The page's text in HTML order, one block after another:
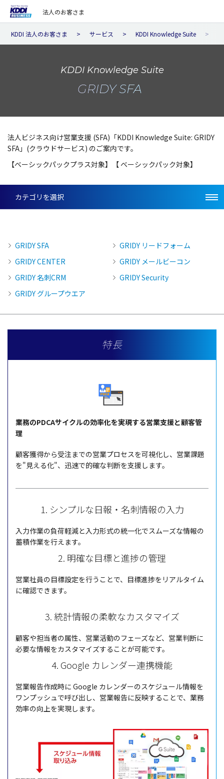
法人のお客さま
KDDI 法人のお客さま サービス KDDI Knowledge Suite
KDDI Knowledge Suite
GRIDY SFA
法人ビジネス向け営業支援 (SFA)「KDDI Knowledge Suite: GRIDY
SFA」(クラウドサービス) のご案内です。
【ベーシックパックプラス対象】【 ベーシックパック対象】
カテゴリを選択
GRIDY SFA
GRIDY リードフォーム
GRIDY CENTER
GRIDY メールビーコン
GRIDY 名刺CRM
GRIDY Security
GRIDY グループウエア
特長
業務のPDCAサイクルの効率化を実現する営業支援と顧客管
理
顧客獲得から受注までの営業プロセスを可視化し、営業課題
を"見える化"、迅速で的確な判断を支援します。
1. シンプルな日報・名刺情報の入力
入力作業の負荷軽減と入力形式の統一化でスムーズな情報の
蓄積作業を行えます。
2. 明確な目標と進捗の管理
営業社員の目標設定を行うことで、目標進捗をリアルタイム
に確認できます。
3. 統計情報の柔軟なカスタマイズ
顧客や担当者の属性、営業活動のフェーズなど、営業判断に
必要な情報をカスタマイズすることが可能です。
4. Google カレンダー連携機能
営業報告作成時に Google カレンダーのスケジュール情報を
ワンプッシュで呼び出し、営業報告に反映することで、業務
効率の向上を実現します。